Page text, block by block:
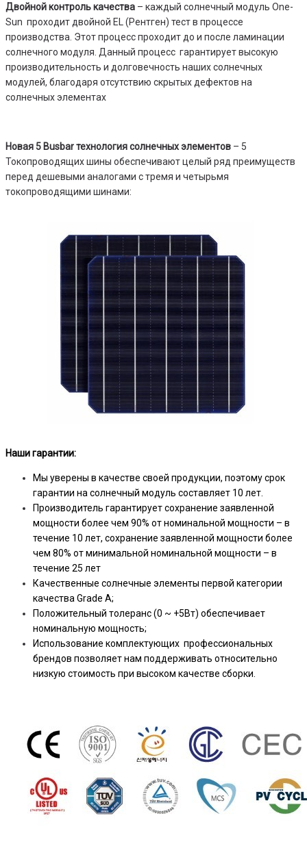
Двойной контроль качества – каждый солнечный модуль One-
Sun проходит двойной EL (Рентген) тест в процессе
производства. Этот процесс проходит до и после ламинации
солнечного модуля. Данный процесс гарантирует высокую
производительность и долговечность наших солнечных
модулей, благодаря отсутствию скрытых дефектов на
солнечных элементах
Новая 5 Busbar технология солнечных элементов – 5
Токопроводящих шины обеспечивают целый ряд преимуществ
перед дешевыми аналогами с тремя и четырьмя
токопроводящими шинами:
Наши гарантии:
Мы уверены в качестве своей продукции, поэтому срок
гарантии на солнечный модуль составляет 10 лет.
Производитель гарантирует сохранение заявленной
мощности более чем 90% от номинальной мощности – в
течение 10 лет, сохранение заявленной мощности более
чем 80% от минимальной номинальной мощности – в
течение 25 лет
Качественные солнечные элементы первой категории
качества Grade A;
Положительный толеранс (0 ~ +5Вт) обеспечивает
номинальную мощность;
Использование комплектующих профессиональных
брендов позволяет нам поддерживать относительно
низкую стоимость при высоком качестве сборки.